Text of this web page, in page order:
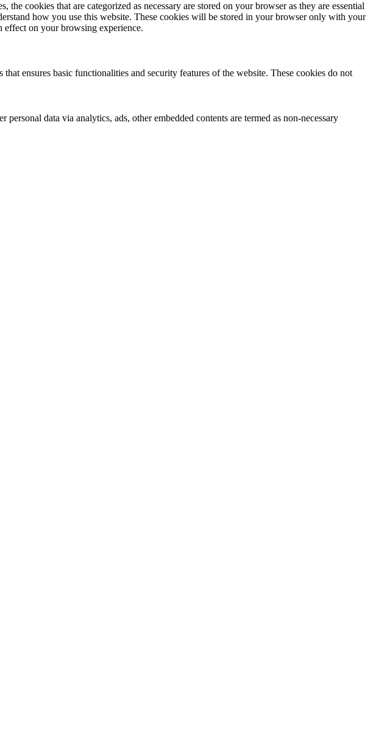
cookies that are categorized as necessary are stored on your browser as they are essential
how you use this website. These cookies will be stored in your browser only with your
effect on your browsing experience.
ensures basic functionalities and security features of the website. These cookies do not
data via analytics, ads, other embedded contents are termed as non-necessary